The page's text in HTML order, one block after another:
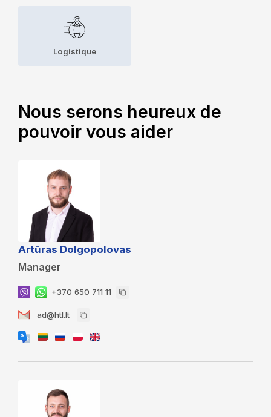
Logistique
Nous serons heureux de
pouvoir vous aider
Artūras Dolgopolovas
Manager
+370 650 711 11
ad@htl.lt